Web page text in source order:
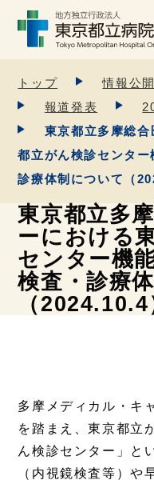
トップ 情報公開
報道発表
東京都立多摩総
都立がん検診センター
診療体制について（
東京都立多
ーにおける
センター機
検査・診療
（2024.10.4
多摩メディカル・キ
を踏まえ、東京都立
ん検診センター」と
（内視鏡検査等）や